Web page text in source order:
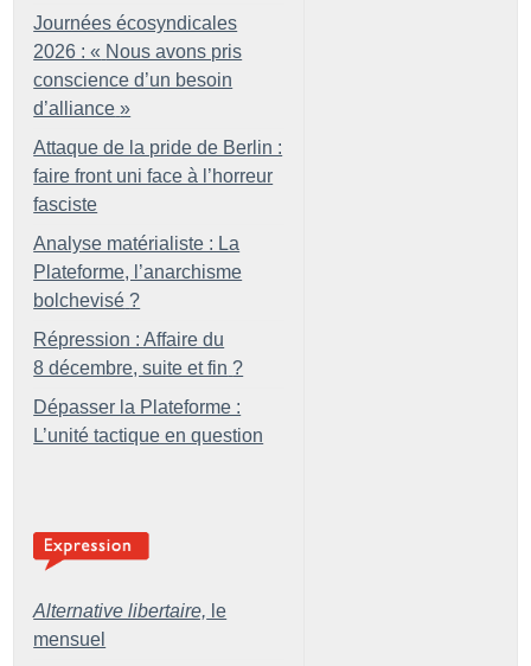
Journées écosyndicales
2026 : « Nous avons pris
conscience d’un besoin
d’alliance »
Attaque de la pride de Berlin :
faire front uni face à l’horreur
fasciste
Analyse matérialiste : La
Plateforme, l’anarchisme
bolchevisé ?
Répression : Affaire du
8 décembre, suite et fin ?
Dépasser la Plateforme :
L’unité tactique en question
Alternative libertaire, le
mensuel